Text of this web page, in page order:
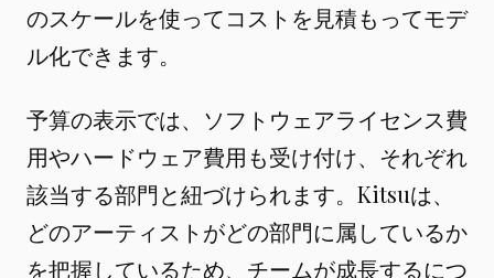
のスケールを使ってコストを見積もってモデ
ル化できます。
予算の表示では、ソフトウェアライセンス費
用やハードウェア費用も受け付け、それぞれ
該当する部門と紐づけられます。Kitsuは、
どのアーティストがどの部門に属しているか
を把握しているため、チームが成長するにつ